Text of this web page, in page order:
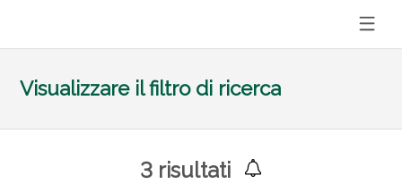
Visualizzare il filtro di ricerca
3risultati